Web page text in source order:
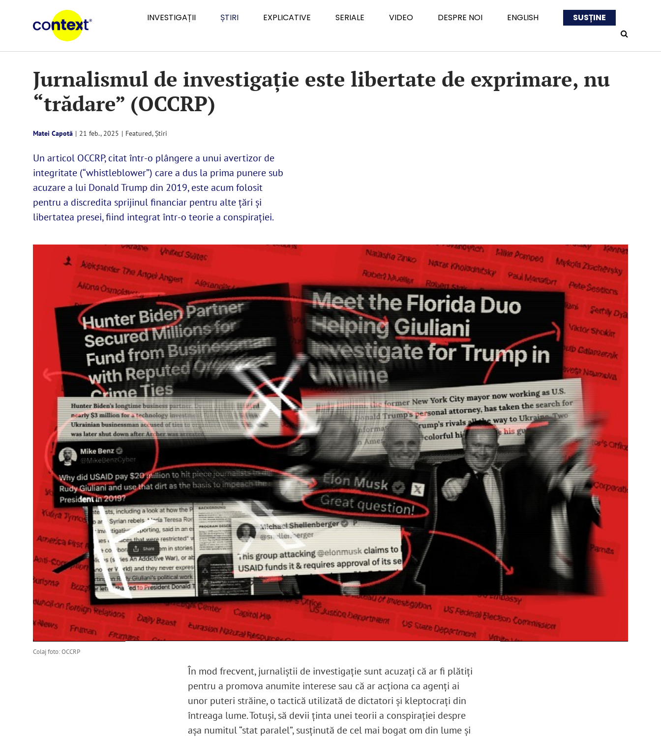
INVESTIGAȚII ȘTIRI EXPLICATIVE SERIALE VIDEO DESPRE NOI ENGLISH SUSȚINE
Jurnalismul de investigaţie este libertate de exprimare, nu
“trădare” (OCCRP)
Matei Capotă | 21 feb., 2025 | Featured,Știri
Un articol OCCRP, citat într-o plângere a unui avertizor de
integritate (“whistleblower”) care a dus la prima punere sub
acuzare a lui Donald Trump din 2019, este acum folosit
pentru a discredita sprijinul financiar pentru alte ţări şi
libertatea presei, fiind integrat într-o teorie a conspirației.
Colaj foto: OCCRP
În mod frecvent, jurnaliştii de investigaţie sunt acuzaţi că ar fi plătiţi
pentru a promova anumite interese sau că ar acţiona ca agenţi ai
unor puteri străine, o tactică utilizată de dictatori şi kleptocraţi din
întreaga lume. Totuşi, să devii ţinta unei teorii a conspiraţiei despre
aşa numitul “stat paralel”, susţinută de cel mai bogat om din lume şi